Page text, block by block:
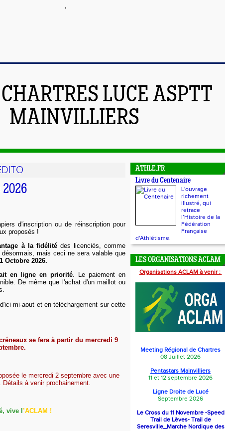
LUCE ASPTT
MAINVILLIERS
d'inscription ou de réinscription pour
proposés !
à la fidélitédes licenciés, comme
mais ceci ne sera valable que
Octobre 2026.
en ligne en priorité. Le paiement en
De même que l'achat d'un maillot ou
mi-aout et en téléchargement sur cette
se fera à partir du mercredi 9
le mercredi 2 septembre avec une
à venir prochainement.
, vive ’ACLAM !
ATHLE.FR
Livre du Centenaire
L'ouvrage
richement
illustré, qui
retrace
l’Histoire de la
Fédération
Française
d'Athlétisme.
LES ORGANISATIONS ACLAM
Organisations ACLAM à venir :
Meeting Régional de Chartres
08 Juillet 2026
Pentastars Mainvilliers
11 et 12 septembre 2026
Ligne Droite de Lucé
Septembre 2026
Le Cross du 11 Novembre -Speed
Trail de Lèves- Trail de
Seresville_Marche Nordique des